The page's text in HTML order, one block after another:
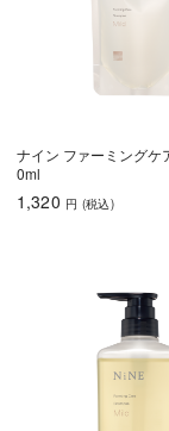
ナイン ファーミングケ
0ml
1,320 円 (税込)